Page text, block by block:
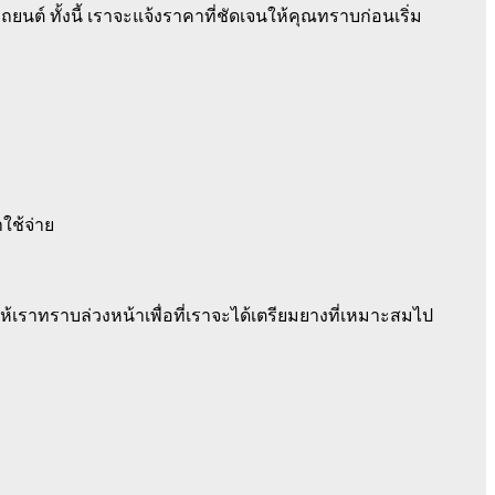
นต์ ทั้งนี้ เราจะแจ้งราคาที่ชัดเจนให้คุณทราบก่อนเริ่ม
ช้จ่าย
าทราบล่วงหน้าเพื่อที่เราจะได้เตรียมยางที่เหมาะสมไป